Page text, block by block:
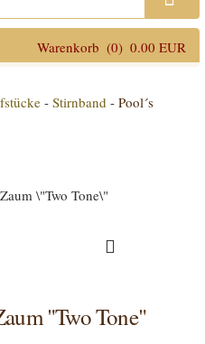
Warenkorb (0) 0.00 EUR
- Stirnband- Pool´s
"Two Tone"